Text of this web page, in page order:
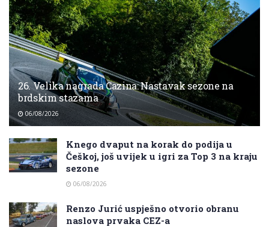
26. Velika nagrada Cazina: Nastavak sezone na
brdskim stazama
06/08/2026
Knego dvaput na korak do podija u
Češkoj, još uvijek u igri za Top 3 na kraju
sezone
06/08/2026
Renzo Jurić uspješno otvorio obranu
naslova prvaka CEZ-a